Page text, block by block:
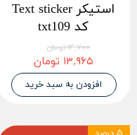
استیکر Text sticker
کد txt109
۱۴,۷۰۰ تومان
۱۳,۹۶۵ تومان
افزودن به سبد خرید